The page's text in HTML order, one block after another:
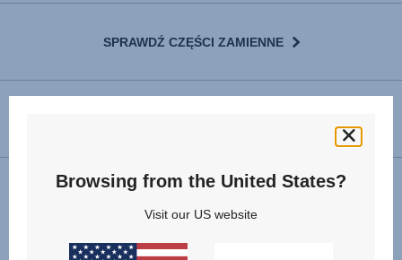
SPRAWDŹ CZĘŚCI ZAMIENNE
Montaż
Browsing from the United States?
Visit our US website